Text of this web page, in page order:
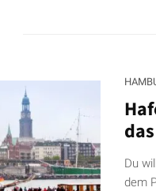
Du
dem